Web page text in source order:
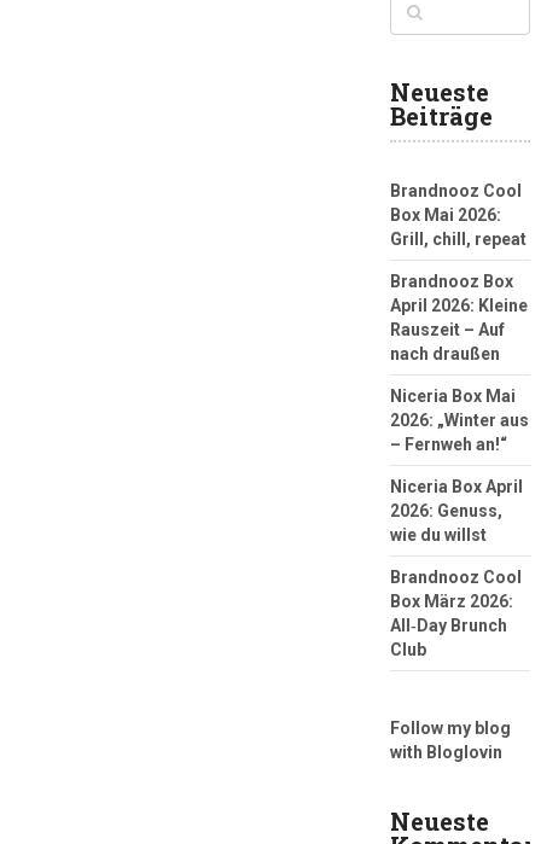
Neueste
Beiträge
Brandnooz Cool
Box Mai 2026:
Grill, chill, repeat
Brandnooz Box
April 2026: Kleine
Rauszeit – Auf
nach draußen
Niceria Box Mai
2026: „Winter aus
– Fernweh an!“
Niceria Box April
2026: Genuss,
wie du willst
Brandnooz Cool
Box März 2026:
All‑Day Brunch
Club
Follow my blog
with Bloglovin
Neueste